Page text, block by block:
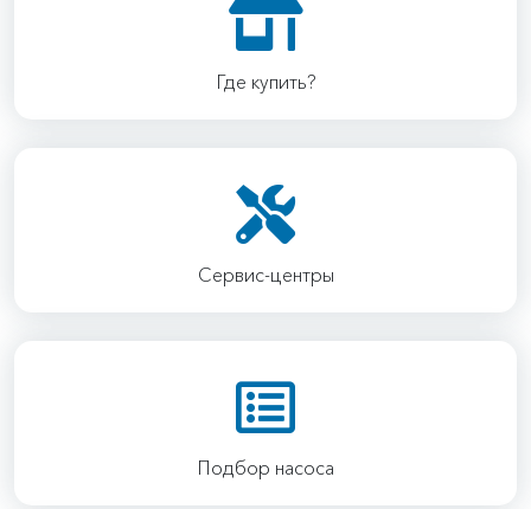
Где купить?
Сервис-центры
Подбор насоса